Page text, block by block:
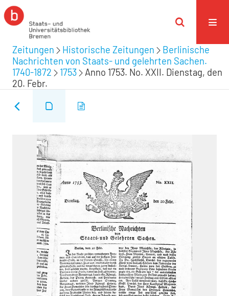
Zeitungen Historische Zeitungen
Berlinische
Nachrichten von Staats- und gelehrten Sachen.
1740-1872
1753
Anno 1753. No. XXII. Dienstag, den
20. Febr.